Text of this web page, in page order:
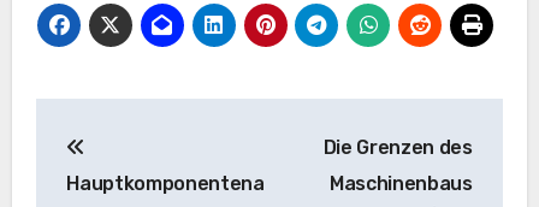
Navigation
Hauptkomponentena
Die Grenzen des
Maschinenbaus